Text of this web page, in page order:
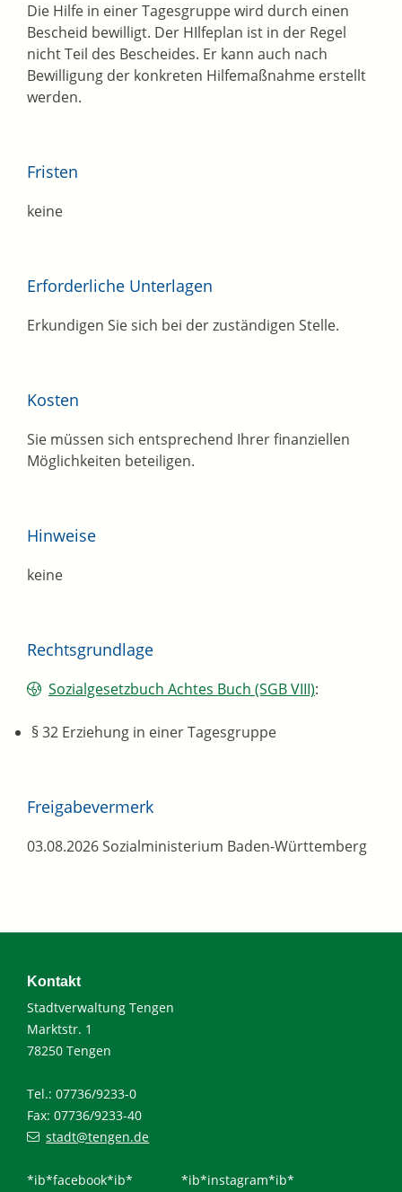
Die Hilfe in einer Tagesgruppe wird durch einen
Bescheid bewilligt. Der HIlfeplan ist in der Regel
nicht Teil des Bescheides. Er kann auch nach
Bewilligung der konkreten Hilfemaßnahme erstellt
werden.
Fristen
keine
Erforderliche Unterlagen
Erkundigen Sie sich bei der zuständigen Stelle.
Kosten
Sie müssen sich entsprechend Ihrer finanziellen
Möglichkeiten beteiligen.
Hinweise
keine
Rechtsgrundlage
Sozialgesetzbuch Achtes Buch (SGB VIII):
§ 32 Erziehung in einer Tagesgruppe
Freigabevermerk
03.08.2026 Sozialministerium Baden-Württemberg
Kontakt
Stadtverwaltung Tengen
Marktstr. 1
78250 Tengen
Tel.: 07736/9233-0
Fax: 07736/9233-40
stadt@tengen.de
*ib*facebook*ib*
*ib*instagram*ib*